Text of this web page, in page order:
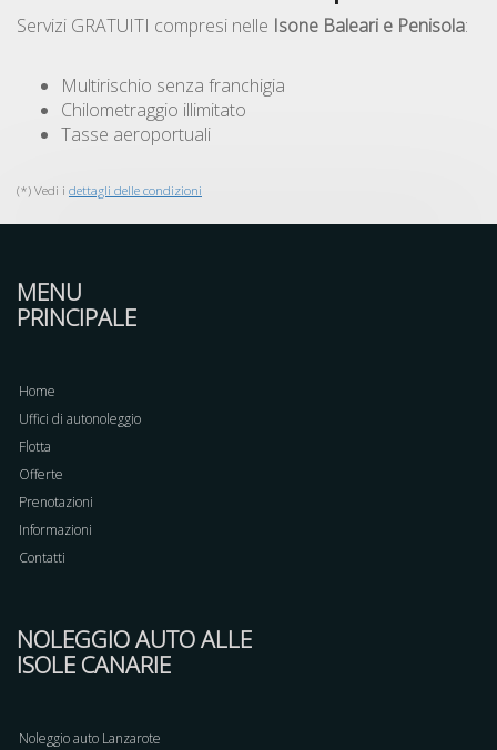
Servizi GRATUITI compresi nelle Isone Baleari e Penisola:
Multirischio senza franchigia
Chilometraggio illimitato
Tasse aeroportuali
(*) Vedi i dettagli delle condizioni
MENU
PRINCIPALE
Home
Uffici di autonoleggio
Flotta
Offerte
Prenotazioni
Informazioni
Contatti
NOLEGGIO AUTO ALLE
ISOLE CANARIE
Noleggio auto Lanzarote